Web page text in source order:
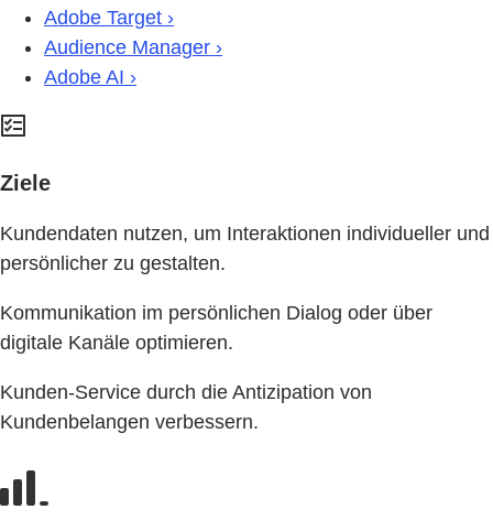
Adobe Target ›
Audience Manager ›
Adobe AI ›
Ziele
Kundendaten nutzen, um Interaktionen individueller und
persönlicher zu gestalten.
Kommunikation im persönlichen Dialog oder über
digitale Kanäle optimieren.
Kunden-Service durch die Antizipation von
Kundenbelangen verbessern.